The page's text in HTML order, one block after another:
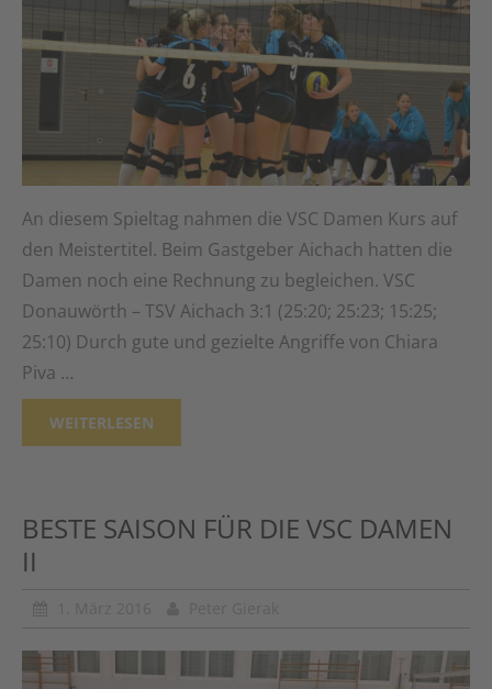
An diesem Spieltag nahmen die VSC Damen Kurs auf
den Meistertitel. Beim Gastgeber Aichach hatten die
Damen noch eine Rechnung zu begleichen. VSC
Donauwörth – TSV Aichach 3:1 (25:20; 25:23; 15:25;
25:10) Durch gute und gezielte Angriffe von Chiara
Piva …
WEITERLESEN
BESTE SAISON FÜR DIE VSC DAMEN
II